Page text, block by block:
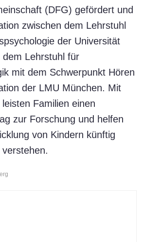
(DFG) gefördert und
zwischen dem Lehrstuhl
der Universität
dem Lehrstuhl für
mit dem Schwerpunkt Hören
der LMU München. Mit
Familien einen
zur Forschung und helfen
von Kindern künftig